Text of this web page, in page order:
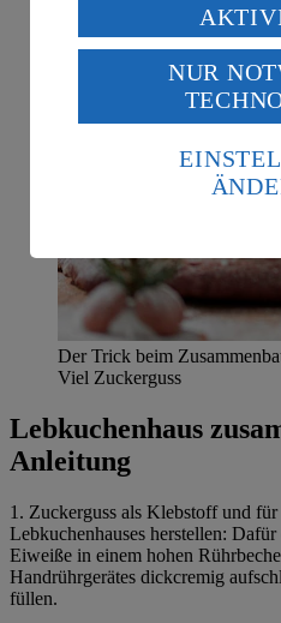
Der Trick beim
Viel Zuckerguss
Lebkuchenhaus
Anleitung
1. Zuckerguss als Klebstoff und
Lebkuchenhauses herstellen:
Eiweiße in einem hohen
Handrührgerätes dickcremig
füllen.
Verarbeitung deiner
USA durch Facebook und
Wenn du auf „Aktivieren“
des Art. 49 Abs. 1 Satz 1 lit.
Daten in den USA
die USA als Land mit einem
Standards nicht
Es besteht das Risiko eines
Informationen zum
imImpressum
NUR